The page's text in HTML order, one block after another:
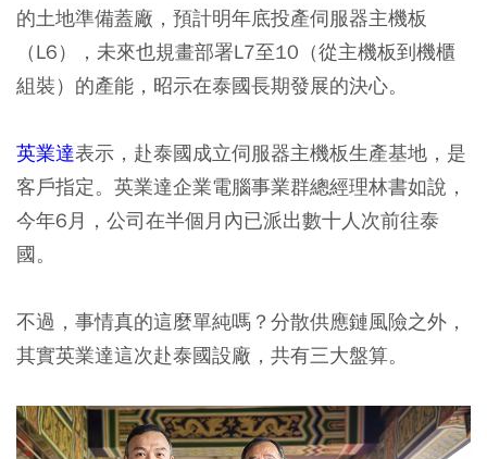
的土地準備蓋廠，預計明年底投產伺服器主機板
（L6），未來也規畫部署L7至10（從主機板到機櫃
組裝）的產能，昭示在泰國長期發展的決心。
英業達表示，赴泰國成立伺服器主機板生產基地，是
客戶指定。英業達企業電腦事業群總經理林書如說，
今年6月，公司在半個月內已派出數十人次前往泰
國。
不過，事情真的這麼單純嗎？分散供應鏈風險之外，
其實英業達這次赴泰國設廠，共有三大盤算。